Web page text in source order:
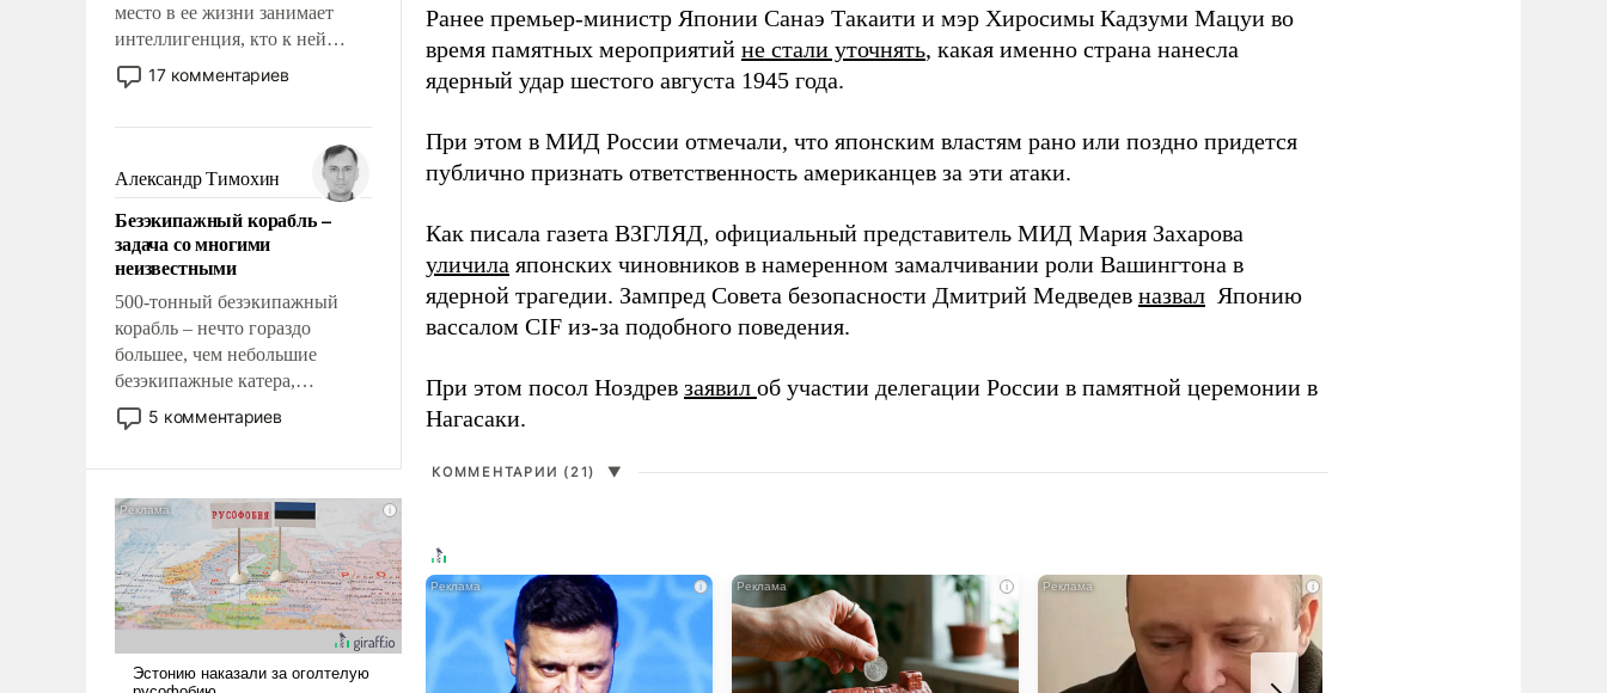
место в ее жизни занимает
интеллигенция, кто к ней
принадлежит, а кого из нее
исключили с правом
чем она отличается от просто
образованных людей. Иногда
казалось, что эти вопросы
решены раз и навсегда, но –
нет, не решены.
17 комментариев
Александр Тимохин
Безэкипажный корабль –
задача со многими
неизвестными
500-тонный безэкипажный
корабль – нечто гораздо
большее, чем небольшие
безэкипажные катера,
применение которых уже
стало обыденностью. Задача по
и ее реализация радикально
поднимет наши боевые
возможности.
5 комментариев
Ранее премьер-министр Японии Санаэ Такаити и мэр Хиросимы Кадзуми Мацуи во
время памятных мероприятий не стали уточнять, какая именно страна нанесла
ядерный удар шестого августа 1945 года.
При этом в МИД России отмечали, что японским властям рано или поздно придется
публично признать ответственность американцев за эти атаки.
Как писала газета ВЗГЛЯД, официальный представитель МИД Мария Захарова
уличила японских чиновников в намеренном замалчивании роли Вашингтона в
ядерной трагедии. Зампред Совета безопасности Дмитрий Медведев назвал Японию
вассалом CIF из-за подобного поведения.
При этом посол Ноздрев заявил об участии делегации России в памятной церемонии в
Нагасаки.
КОММЕНТАРИИ (21) ▼
i i i